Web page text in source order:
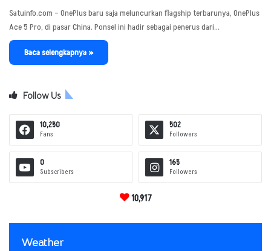
Satuinfo.com – OnePlus baru saja meluncurkan flagship terbarunya, OnePlus
Ace 5 Pro, di pasar China. Ponsel ini hadir sebagai penerus dari…
Baca selengkapnya »
Follow Us
10,250
Fans
502
Followers
0
Subscribers
165
Followers
10,917
Weather